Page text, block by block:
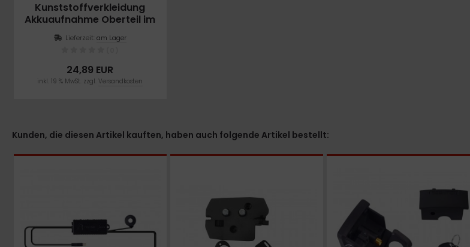
Kunststoffverkleidung
Akkuaufnahme Oberteil im
Rahmen für M3 und T3
Lieferzeit: am Lager
24,89 EUR
inkl. 19 % MwSt. zzgl.Versandkosten
Kunden, die diesen Artikel kauften, haben auch folgende Artikel bestellt: